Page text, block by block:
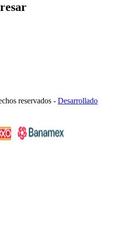
reservados - Desarrollado